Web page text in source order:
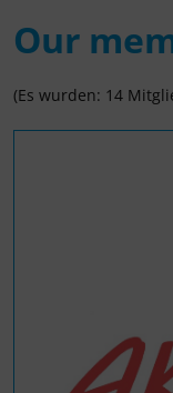
Our
(Es wurden: 14